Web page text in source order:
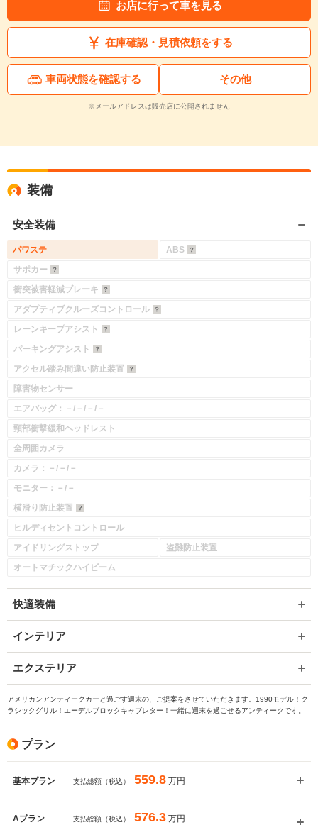
お店に行って車を見る
在庫確認・見積依頼をする
車両状態を確認する その他
※メールアドレスは販売店に公開されません
装備
安全装備
パワステ
ABS
サポカー
衝突被害軽減ブレーキ
アダプティブクルーズコントロール
レーンキープアシスト
パーキングアシスト
アクセル踏み間違い防止装置
障害物センサー
エアバッグ：－/－/－/－
頸部衝撃緩和ヘッドレスト
全周囲カメラ
カメラ：－/－/－
モニター：－/－
横滑り防止装置
ヒルディセントコントロール
アイドリングストップ
盗難防止装置
オートマチックハイビーム
快適装備
インテリア
エクステリア
アメリカンアンティークカーと過ごす週末の、ご提案をさせていただきます。1990モデル！ク
ラシックグリル！エーデルブロックキャブレター！一緒に週末を過ごせるアンティークです。
プラン
基本プラン 支払総額（税込） 559.8 万円
Aプラン 支払総額（税込） 576.3 万円